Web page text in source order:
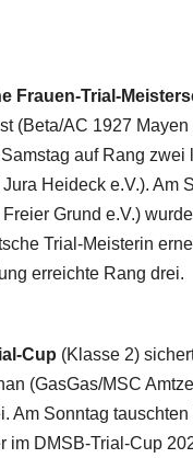
Frauen-Trial-
(Beta/AC 1927
auf Rang
Heideck e.V.). Am
Grund e.V.)
Trial-Meisterin
erreichte Rang drei.
Cup (Klasse 2)
(GasGas/MSC
Am Sonntag
im DMSB-Trial-Cup